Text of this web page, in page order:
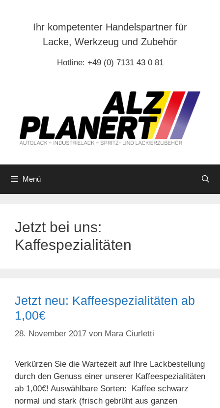
Ihr kompetenter Handelspartner für
Lacke, Werkzeug und Zubehör
Hotline: +49 (0) 7131 43 0 81
Menü
Jetzt bei uns:
Kaffespezialitäten
Jetzt neu: Kaffeespezialitäten ab
1,00€
28. November 2017 von Mara Ciurletti
Verkürzen Sie die Wartezeit auf Ihre Lackbestellung
durch den Genuss einer unserer Kaffeespezialitäten
ab 1,00€! Auswählbare Sorten: Kaffee schwarz
normal und stark (frisch gebrüht aus ganzen